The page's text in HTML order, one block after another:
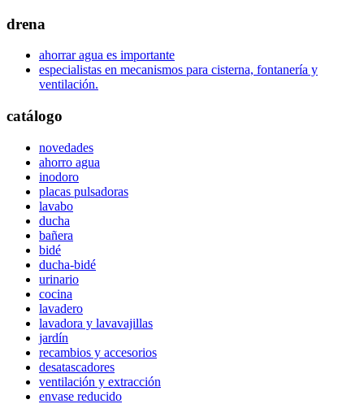
drena
ahorrar agua es importante
especialistas en mecanismos para cisterna, fontanería y
ventilación.
catálogo
novedades
ahorro agua
inodoro
placas pulsadoras
lavabo
ducha
bañera
bidé
ducha-bidé
urinario
cocina
lavadero
lavadora y lavavajillas
jardín
recambios y accesorios
desatascadores
ventilación y extracción
envase reducido